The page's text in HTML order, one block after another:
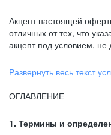
Акцепт настоящей
отличных от тех, что
акцепт под условием, не
Развернуть весь текст
ОГЛАВЛЕНИЕ
1. Термины и